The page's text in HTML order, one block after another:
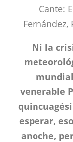
Cante:
Ni la
venerable
esperar,
anoche,